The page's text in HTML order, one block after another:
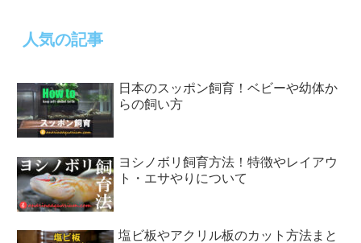
人気の記事
日本のスッポン飼育！ベビーや幼体か
らの飼い方
ヨシノボリ飼育方法！特徴やレイアウ
ト・エサやりについて
塩ビ板やアクリル板のカット方法まと